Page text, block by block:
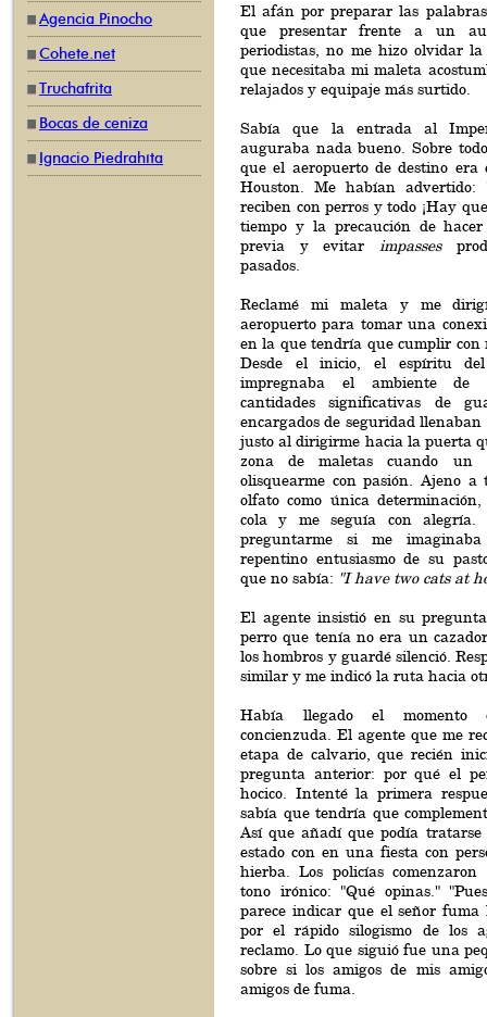
Agencia Pinocho
Cohete.net
Truchafrita
Bocas de ceniza
Ignacio Piedrahíta
El afán por preparar las
que presentar frente a un
periodistas, no me hizo olvidar
que necesitaba mi maleta
relajados y equipaje más surtido.
Sabía que la entrada al
auguraba nada bueno. Sobre
que el aeropuerto de destino era
Houston. Me habían
reciben con perros y todo ¡Hay
tiempo y la precaución de
previa y evitar impasses
pasados.
Reclamé mi maleta y me
aeropuerto para tomar una
en la que tendría que cumplir con
Desde el inicio, el espíritu
impregnaba el ambiente de
cantidades significativas de
encargados de seguridad
justo al dirigirme hacia la puerta
zona de maletas cuando un
olisquearme con pasión. Ajeno a
olfato como única
cola y me seguía con alegría.
preguntarme si me
repentino entusiasmo de su
que no sabía: "I have two cats at
El agente insistió en su
perro que tenía no era un
los hombros y guardé silenció.
similar y me indicó la ruta hacia
Había llegado el momento
concienzuda. El agente que me
etapa de calvario, que recién
pregunta anterior: por qué el
hocico. Intenté la primera
sabía que tendría que
Así que añadí que podía
estado con en una fiesta con
hierba. Los policías
tono irónico: "Qué opinas."
parece indicar que el señor
por el rápido silogismo de los
reclamo. Lo que siguió fue una
sobre si los amigos de mis
amigos de fuma.